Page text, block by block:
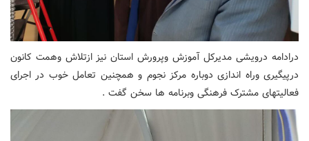
درادامه درویشی مدیرکل آموزش وپرورش استان نیز ازتلاش وهمت کانون
درپیگیری وراه اندازی دوباره مرکز نجوم و همچنین تعامل خوب در اجرای
فعالیتهای مشترک فرهنگی وبرنامه ها سخن گفت .